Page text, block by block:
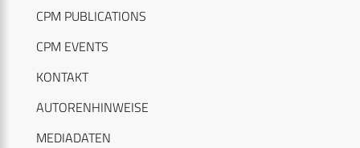
CPM PUBLICATIONS
CPM EVENTS
KONTAKT
AUTORENHINWEISE
MEDIADATEN